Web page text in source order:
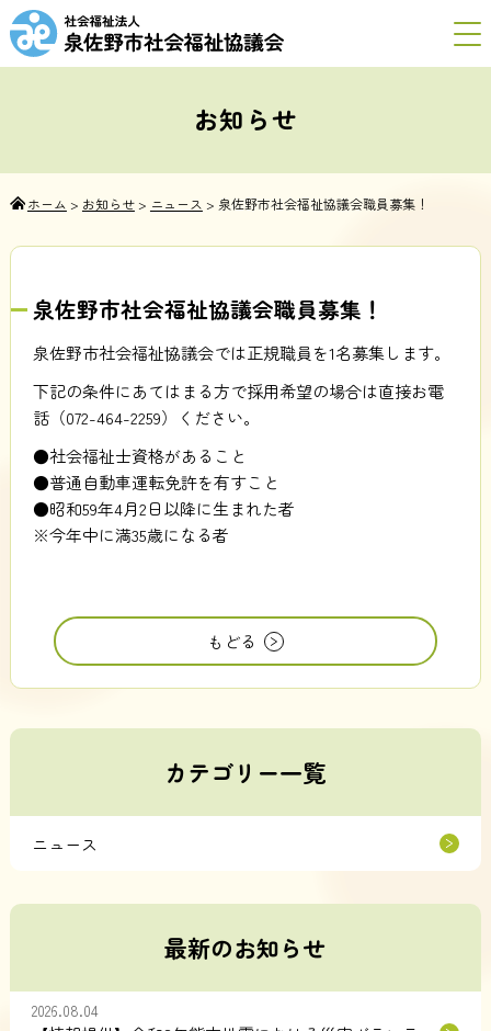
お知らせ
ホーム > お知らせ> ニュース > 泉佐野市社会福祉協議会職員募集！
泉佐野市社会福祉協議会職員募集！
泉佐野市社会福祉協議会では正規職員を1名募集します。
下記の条件にあてはまる方で採用希望の場合は直接お電
話（072-464-2259）ください。
●社会福祉士資格があること
●普通自動車運転免許を有すこと
●昭和59年4月2日以降に生まれた者
※今年中に満35歳になる者
もどる
カテゴリー一覧
ニュース
最新のお知らせ
2026.08.04